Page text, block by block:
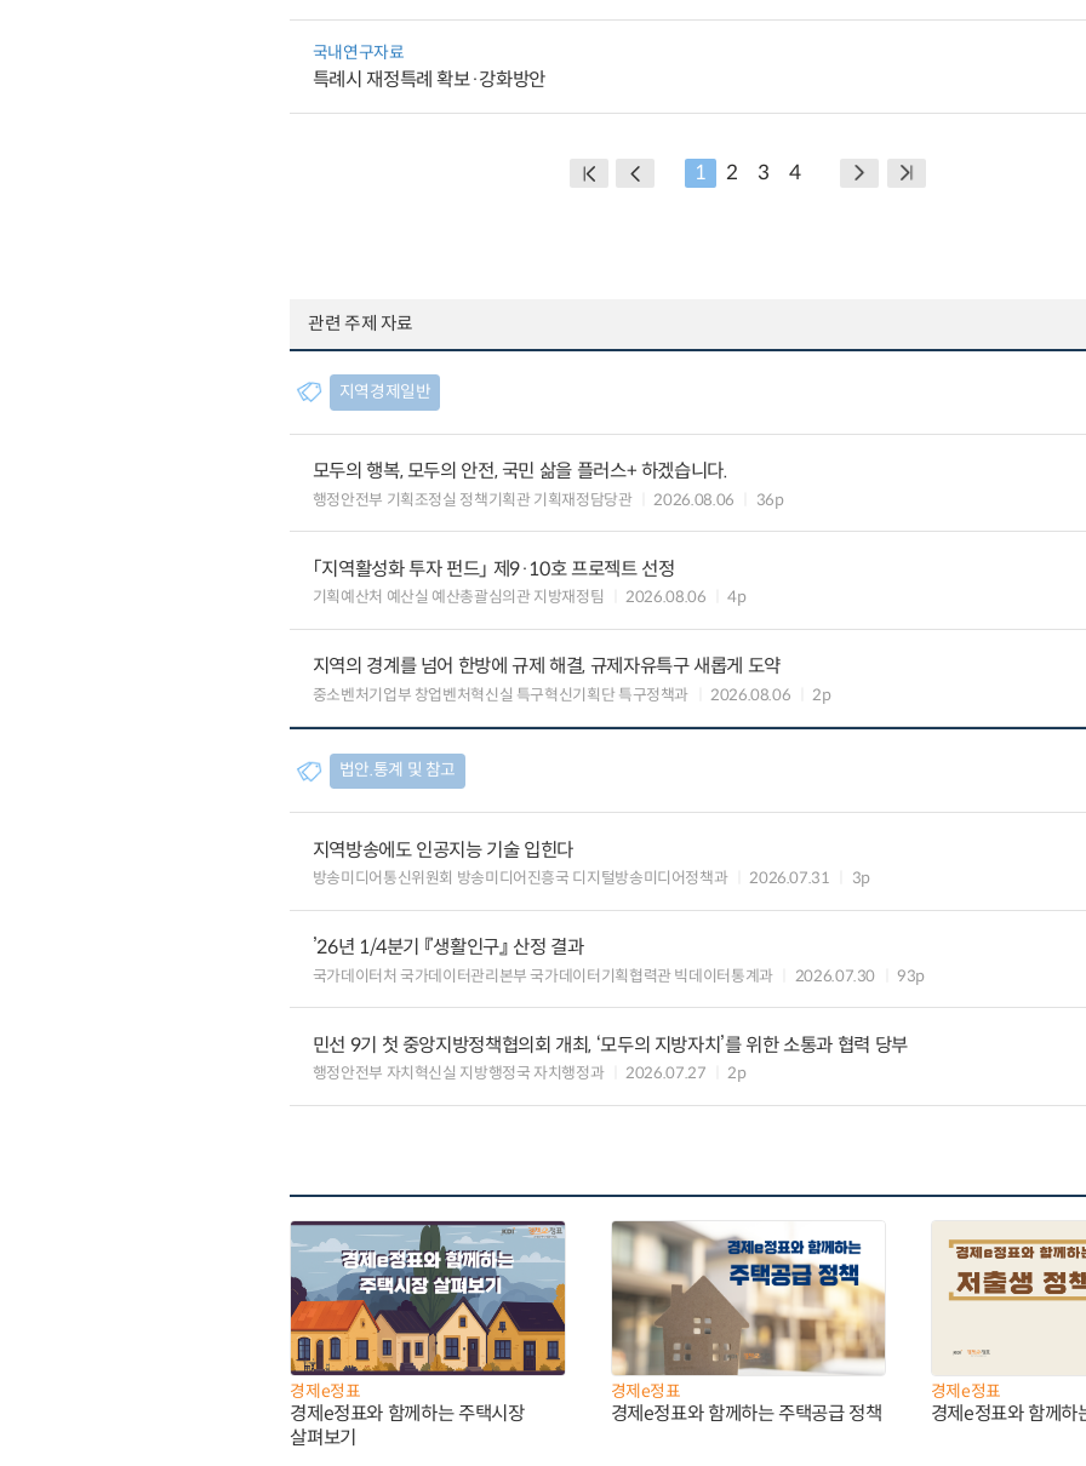
국내연구자료
특례시 재정특례 확보·강화방안
1 2 3 4
관련 주제 자료
지역경제일반
모두의 행복, 모두의 안전, 국민 삶을 플러스+ 하겠습니다.
행정안전부 기획조정실 정책기획관 기획재정담당관 2026.08.06 36p
「지역활성화 투자 펀드」 제9·10호 프로젝트 선정
기획예산처 예산실 예산총괄심의관 지방재정팀 2026.08.06 4p
지역의 경계를 넘어 한방에 규제 해결, 규제자유특구 새롭게 도약
중소벤처기업부 창업벤처혁신실 특구혁신기획단 특구정책과 2026.08.06 2p
법안.통계 및 참고
지역방송에도 인공지능 기술 입힌다
방송미디어통신위원회 방송미디어진흥국 디지털방송미디어정책과 2026.07.31 3p
’26년 1/4분기 『생활인구』 산정 결과
국가데이터처 국가데이터관리본부 국가데이터기획협력관 빅데이터통계과 2026.07.30 93p
민선 9기 첫 중앙지방정책협의회 개최, ‘모두의 지방자치’를 위한 소통과 협력 당부
행정안전부 자치혁신실 지방행정국 자치행정과 2026.07.27 2p
경제e정표
경제e정표와 함께하는 주택시장
살펴보기
경제e정표
경제e정표와 함께하는 주택공급 정책
경제e정표
경제e정표와 함께하